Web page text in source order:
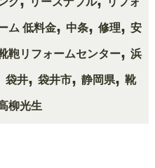
ム 低料金, 中条, 修理, 安
鞄リフォームセンター, 浜
袋井, 袋井市, 静岡県, 靴
柳光生